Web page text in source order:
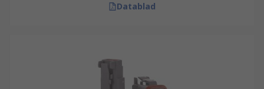
Datablad